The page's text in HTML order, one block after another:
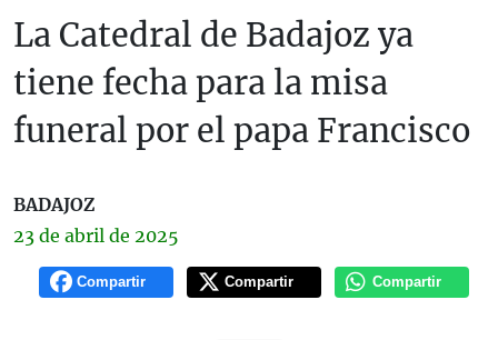
La Catedral de Badajoz ya
tiene fecha para la misa
funeral por el papa Francisco
BADAJOZ
23 de abril de 2025
Compartir Compartir Compartir